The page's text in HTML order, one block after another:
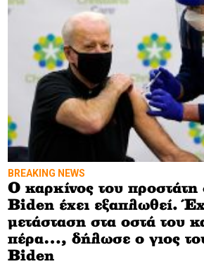
BREAKING NEWS
Ο καρκίνος του προστάτη
Biden έχει εξαπλωθεί.
μετάσταση στα οστά του
πέρα…, δήλωσε ο γιος
Biden